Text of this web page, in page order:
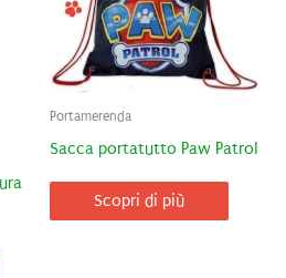
Portamerenda
Sacca portatutto Paw Patrol
Scopri di più